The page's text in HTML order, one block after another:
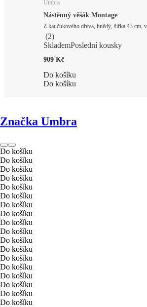
Umbra
Nástěnný věšák Montage
Z kaučukového dřeva, hnědý, šířka 43 cm,
(2)
SklademPoslední kousky
909 Kč
Do košíku
Do košíku
Značka Umbra
Do košíku
Do košíku
Do košíku
Do košíku
Do košíku
Do košíku
Do košíku
Do košíku
Do košíku
Do košíku
Do košíku
Do košíku
Do košíku
Do košíku
Do košíku
Do košíku
Do košíku
Do košíku